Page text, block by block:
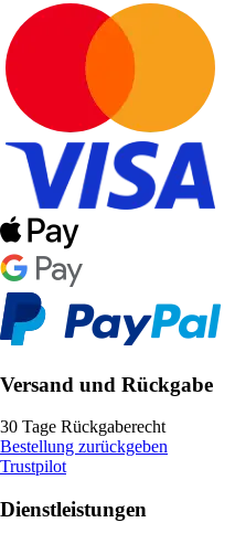
Versand und Rückgabe
30 Tage Rückgaberecht
Bestellung zurückgeben
Trustpilot
Dienstleistungen